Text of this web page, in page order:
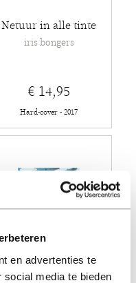
en advertenties te
media te bieden
Netuur in alle tinte
iris bongers
€ 14,95
Hard-cover - 2017